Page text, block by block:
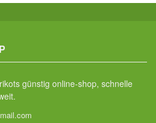
günstig online-shop, schnelle